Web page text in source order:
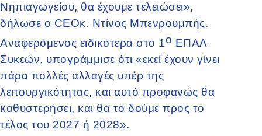
Νηπιαγωγείου, θα έχουμε τελειώσει»,
δήλωσε ο CEOκ. Ντίνος Μπενρουμπής.
Αναφερόμενος ειδικότερα στο 1ο ΕΠΑΛ
Συκεών, υπογράμμισε ότι «εκεί έχουν γίνει
πάρα πολλές αλλαγές υπέρ της
λειτουργικότητας, και αυτό προφανώς θα
καθυστερήσει, και θα το δούμε προς το
τέλος του 2027 ή 2028».